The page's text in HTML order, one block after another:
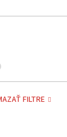
FILTRE